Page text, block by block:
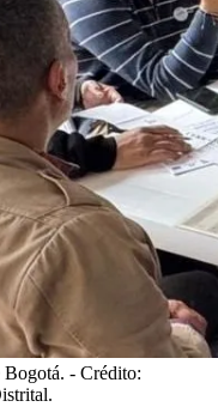
Bogotá. - Crédito: